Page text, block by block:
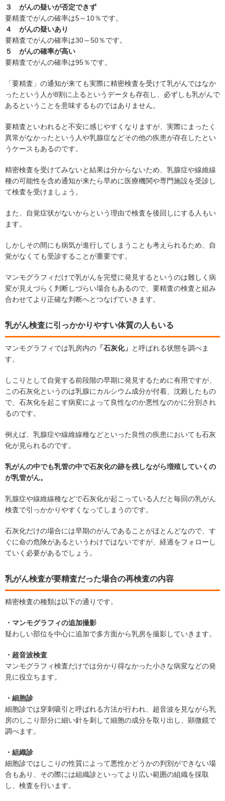
３ がんの疑いが否定できず
要精査でがんの確率は5～10％です。
４ がんの疑いあり
要精査でがんの確率は30～50％です。
５ がんの確率が高い
要精査でがんの確率は95％です。
「要精査」の通知が来ても実際に精密検査を受けて乳がんではなか
ったという人が8割に上るというデータも存在し、必ずしも乳がんで
あるということを意味するものではありません。
要精査といわれると不安に感じやすくなりますが、実際にまったく
異常がなかったという人や乳腺症などその他の疾患が存在したとい
うケースもあるのです。
精密検査を受けてみないと結果は分からないため、乳腺症や線維線
種の可能性を含め通知が来たら早めに医療機関や専門施設を受診し
て検査を受けましょう。
また、自覚症状がないからという理由で検査を後回しにする人もい
ます。
しかしその間にも病気が進行してしまうことも考えられるため、自
覚がなくても受診することが重要です。
マンモグラフィだけで乳がんを完璧に発見するというのは難しく病
変が見えづらく判断しづらい場合もあるので、要精査の検査と組み
合わせてより正確な判断へとつなげていきます。
乳がん検査に引っかかりやすい体質の人もいる
マンモグラフィでは乳房内の 「石灰化」 と呼ばれる状態を調べま
す。
しこりとして自覚する前段階の早期に発見するために有用ですが、
この石灰化というのは乳腺にカルシウム成分が付着、沈殿したもの
で、石灰化を起こす病変によって良性なのか悪性なのかに分別され
るのです。
例えば、乳腺症や線維線種などといった良性の疾患においても石灰
化が見られるのです。
乳がんの中でも乳管の中で石灰化の跡を残しながら増殖していくの
が乳管がん。
乳腺症や線維線種などで石灰化が起こっている人だと毎回の乳がん
検査で引っかかりやすくなってしまうのです。
石灰化だけの場合には早期のがんであることがほとんどなので、す
ぐに命の危険があるというわけではないですが、経過をフォローし
ていく必要があるでしょう。
乳がん検査が要精査だった場合の再検査の内容
精密検査の種類は以下の通りです。
・マンモグラフィの追加撮影
疑わしい部位を中心に追加で多方面から乳房を撮影していきます。
・超音波検査
マンモグラフィ検査だけでは分かり得なかった小さな病変などの発
見に役立ちます。
・細胞診
細胞診では穿刺吸引と呼ばれる方法が行われ、超音波を見ながら乳
房のしこり部分に細い針を刺して細胞の成分を取り出し、顕微鏡で
調べます。
・組織診
細胞診ではしこりの性質によって悪性かどうかの判別ができない場
合もあり、その際には組織診といってより広い範囲の組織を採取
し、検査を行います。